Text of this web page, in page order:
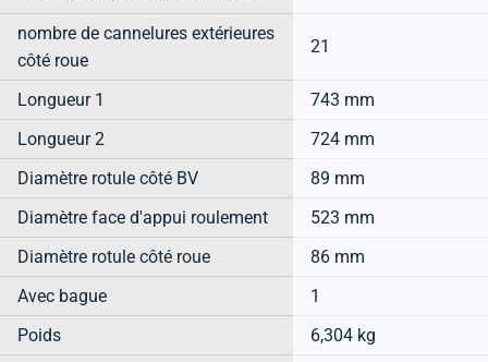
nombre de cannelures extérieures
côté roue
21
Longueur 1
743 mm
Longueur 2
724 mm
Diamètre rotule côté BV
89 mm
Diamètre face d'appui roulement
523 mm
Diamètre rotule côté roue
86 mm
Avec bague
1
Poids
6,304 kg